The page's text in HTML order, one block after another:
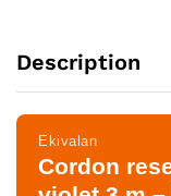
Description
Ekivalan
Cordon